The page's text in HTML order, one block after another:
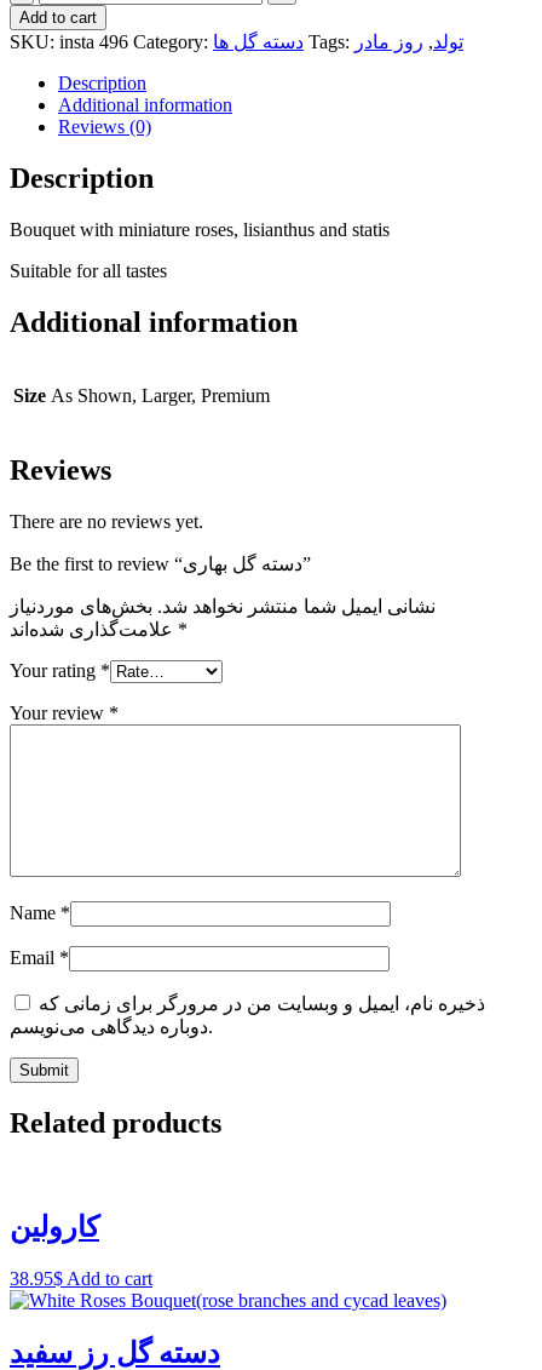
Add to cart
SKU: insta 496 Category: دسته گل ها Tags: تولد, روز مادر
Description
Additional information
Reviews (0)
Description
Bouquet with miniature roses, lisianthus and statis
Suitable for all tastes
Additional information
Size As Shown, Larger, Premium
Reviews
There are no reviews yet.
Be the first to review “دسته گل بهاری”
نشانی ایمیل شما منتشر نخواهد شد. بخش‌های موردنیاز
*
Your rating *
Your review *
Name *
Email *
ذخیره نام، ایمیل و وبسایت من در مرورگر برای زمانی که
دوباره دیدگاهی می‌نویسم.
Related products
کارولین
38.95$ Add to cart
دسته گل رز سفید